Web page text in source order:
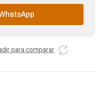
para comparar